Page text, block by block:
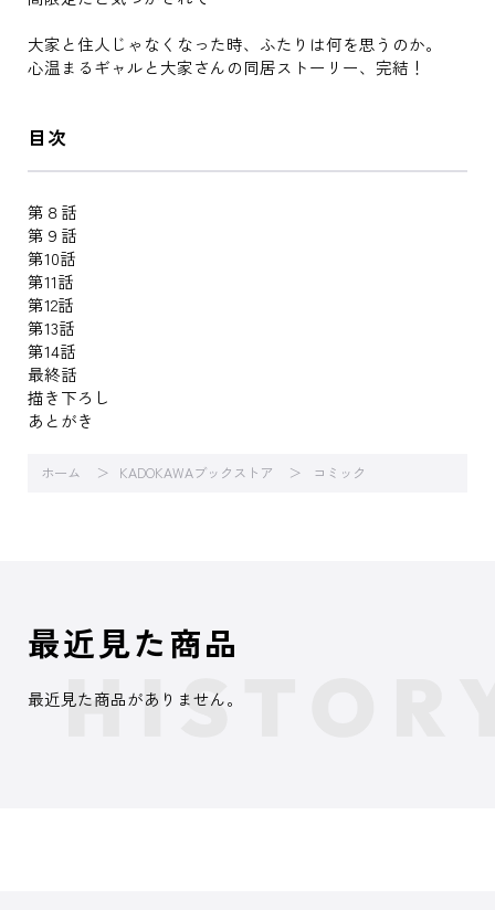
大家と住人じゃなくなった時、ふたりは何を思うのか。
心温まるギャルと大家さんの同居ストーリー、完結！
目次
第８話
第９話
第10話
第11話
第12話
第13話
第14話
最終話
描き下ろし
あとがき
ホーム KADOKAWAブックストア コミック
最近見た商品
最近見た商品がありません。